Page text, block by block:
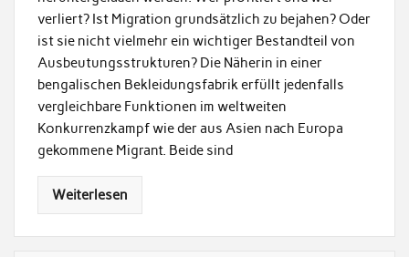
verliert? Ist Migration grundsätzlich zu bejahen? Oder
ist sie nicht vielmehr ein wichtiger Bestandteil von
Ausbeutungsstrukturen? Die Näherin in einer
bengalischen Bekleidungsfabrik erfüllt jedenfalls
vergleichbare Funktionen im weltweiten
Konkurrenzkampf wie der aus Asien nach Europa
gekommene Migrant. Beide sind
Weiterlesen